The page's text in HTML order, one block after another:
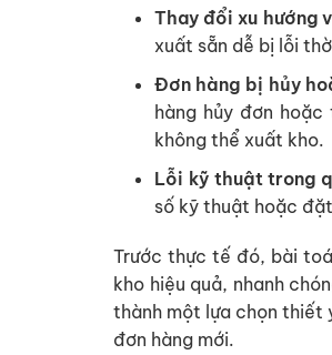
Thay đổi xu hướng
xuất sẵn dễ bị lỗi
Đơn hàng bị hủy
hàng hủy đơn
không thể xuất kho.
Lỗi kỹ thuật trong
số kỹ thuật hoặc
Trước thực tế đó, bài
kho hiệu quả, nhanh
thành một lựa chọn thiết
đơn hàng mới.